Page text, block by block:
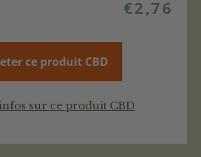
€2,76
ce produit CBD
sur ce produit CBD